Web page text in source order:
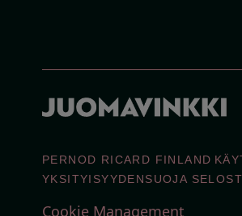
PERNOD RICARD FINLAND
YKSITYISYYDENSUOJA
Cookie Management